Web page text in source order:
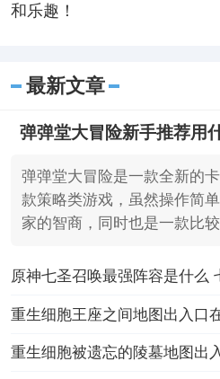
和乐趣！
最新文章
弹弹堂大冒险新手推荐用
弹弹堂大冒险是一款全新的
款策略类游戏，虽然操作简
家的智商，同时也是一款比较